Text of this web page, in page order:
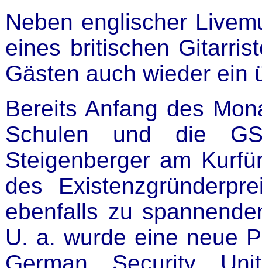
Neben englischer
eines britischen
Gästen auch wieder ein
Bereits Anfang des
Schulen und die
Steigenberger am
des
ebenfalls zu
U. a. wurde eine neue